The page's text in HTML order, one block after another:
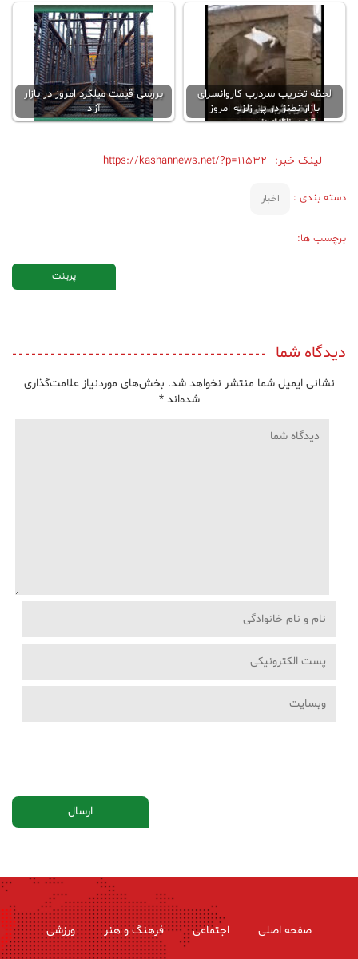
لحظه تخریب سردرب کاروانسرای
بازار نطنز در پی زلزله امروز
بررسی قیمت میلگرد امروز در بازار
آزاد
لینک خبر: https://kashannews.net/?p=11532
دسته بندی : اخبار
برچسب ها:
پرینت
دیدگاه شما
نشانی ایمیل شما منتشر نخواهد شد. بخش‌های موردنیاز علامت‌گذاری
شده‌اند*
صفحه اصلی اجتماعی فرهنگ و هنر ورزشی